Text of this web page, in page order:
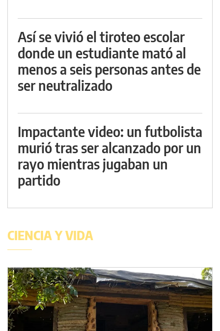
Así se vivió el tiroteo escolar
donde un estudiante mató al
menos a seis personas antes de
ser neutralizado
Impactante video: un futbolista
murió tras ser alcanzado por un
rayo mientras jugaban un
partido
CIENCIA Y VIDA